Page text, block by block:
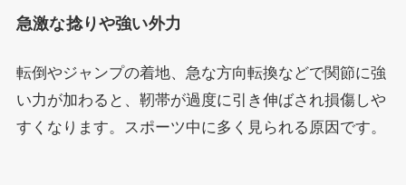
急激な捻りや強い外力
転倒やジャンプの着地、急な方向転換などで関節に強
い力が加わると、靭帯が過度に引き伸ばされ損傷しや
すくなります。スポーツ中に多く見られる原因です。